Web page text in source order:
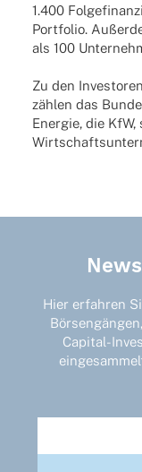
1.400
Port­­fo­­lio.
als 100
Zu den
zählen das
Ener­gie, die KfW,
Hier erfahren
Capital-